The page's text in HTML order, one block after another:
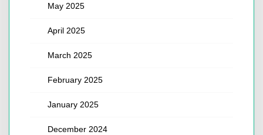
May 2025
April 2025
March 2025
February 2025
January 2025
December 2024